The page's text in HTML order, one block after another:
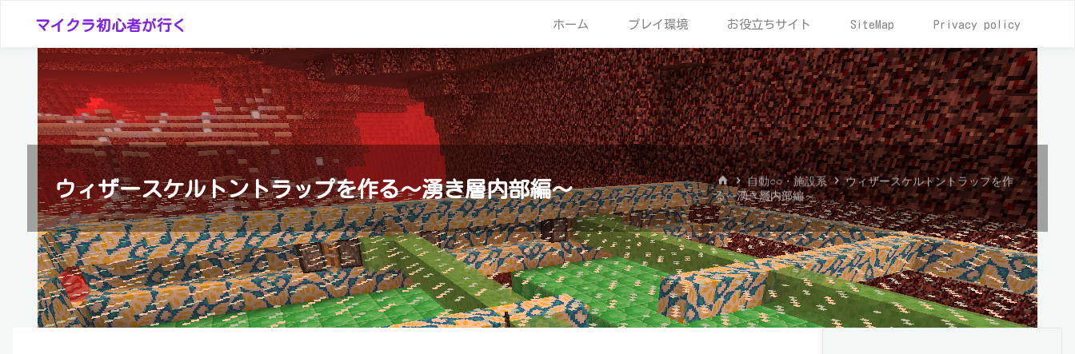
マイクラ初心者が行く ホーム プレイ環境 お役立ちサイト SiteMap Privacy policy
ウィザースケルトントラップを作る～湧き層内部編～
ホ
ー
ム
自動○○・施設系
ウィザースケルトントラップを作
る～湧き層内部編～